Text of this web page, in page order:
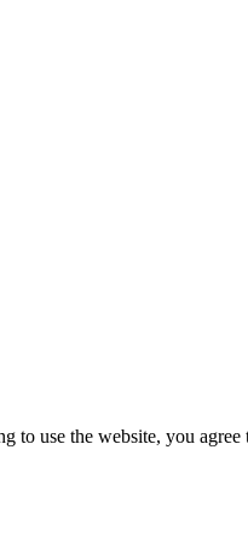
use the website, you agree